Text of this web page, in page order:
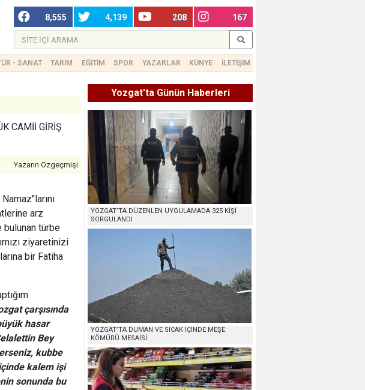
8,555 4,139 208 167
- SANAT TARIM EĞİTİM SPOR YAZARLAR KÜNYE İLETİŞİM
CAMİİ GİRİŞ
Yazarın Özgeçmişi
arz
bulunan türbe
ziyaretinizi
bir Fatiha
çarşısında
hasar
Bey
kubbe
kalem işi
sonunda bu
Yozgat'ta Günün Haberleri
YOZGAT’TA DÜZENLEN UYGULAMADA 325 KİŞİ
SORGULANDI
YOZGAT’TA DUMAN VE SICAK İÇİNDE MEŞE
KÖMÜRÜ MESAİSİ